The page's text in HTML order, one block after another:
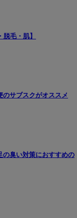
毛・肌】
サブスクがオススメ
の臭い対策におすすめの